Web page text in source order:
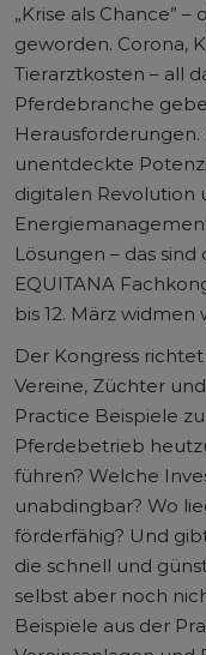
„Krise als Chance”
geworden. Corona,
Tierarztkosten – all
Pferdebranche
Herausforderungen.
unentdeckte
digitalen Revolution
Lösungen – das
EQUITANA
bis 12. März widmen
Der Kongress
Vereine, Züchter
Practice Beispiele
Pferdebetrieb
führen? Welche
unabdingbar? Wo
förderfähig? Und
die schnell und
selbst aber noch
Beispiele aus der